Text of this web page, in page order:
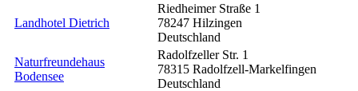
Landhotel Dietrich
Riedheimer Straße 1
78247 Hilzingen
Deutschland
Naturfreundehaus
Bodensee
Radolfzeller Str. 1
78315 Radolfzell-Markelfingen
Deutschland